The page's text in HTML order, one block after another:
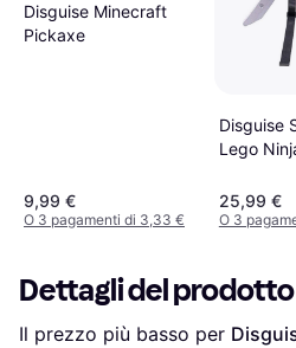
Disguise Minecraft
Pickaxe
9,99 €
O 3 pagamenti di 3,33 €
Disguise
Lego
Oro
25,99 €
O 3
Dettagli del prodotto
Il prezzo più basso per